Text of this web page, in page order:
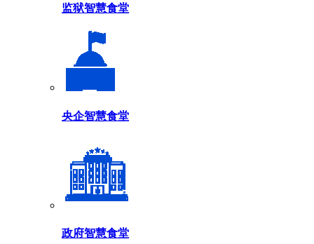
监狱智慧食堂
央企智慧食堂
政府智慧食堂